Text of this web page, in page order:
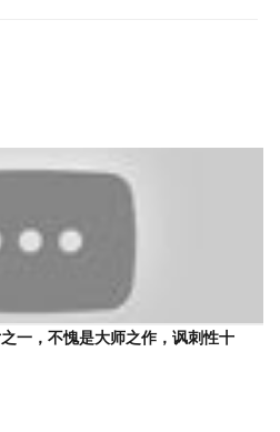
一，不愧是大师之作，讽刺性十